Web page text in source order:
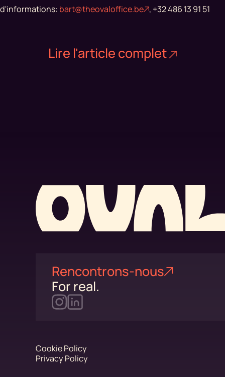
d'informations: bart@theovaloffice.be , +32 486 13 91 51
Lire l'article complet
Rencontrons-nous
For real.
Cookie Policy
Privacy Policy